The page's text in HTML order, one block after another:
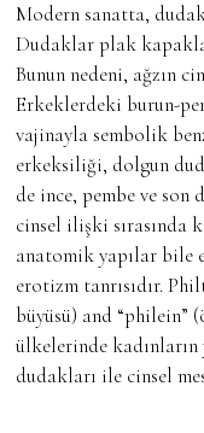
Modern sanatta,
Dudaklar plak
Bunun nedeni, ağzın
Erkeklerdeki burun-
vajinayla sembolik
erkeksiliği, dolgun
de ince, pembe ve
cinsel ilişki sırasında
anatomik yapılar bile
erotizm tanrısıdır.
büyüsü) and “philein”
ülkelerinde kadınların
dudakları ile cinsel